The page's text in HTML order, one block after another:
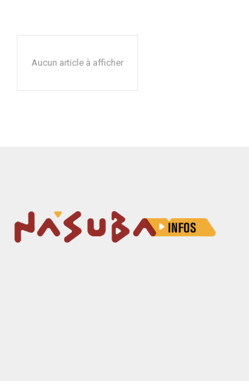
Aucun article à afficher